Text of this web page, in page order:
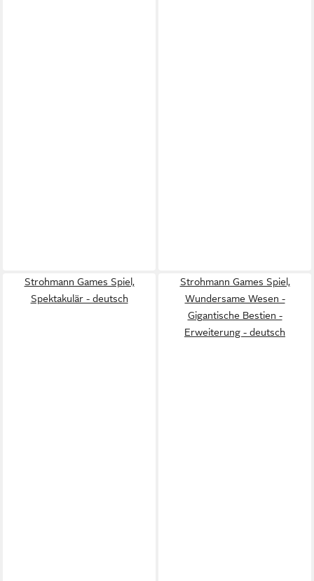
Strohmann Games Spiel,
Spektakulär - deutsch
Strohmann Games Spiel,
Wundersame Wesen -
Gigantische Bestien -
Erweiterung - deutsch